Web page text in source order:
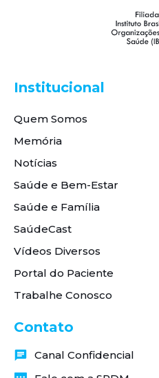
Institucional
Quem Somos
Memória
Notícias
Saúde e Bem-Estar
Saúde e Família
SaúdeCast
Vídeos Diversos
Portal do Paciente
Trabalhe Conosco
Contato
Canal Confidencial